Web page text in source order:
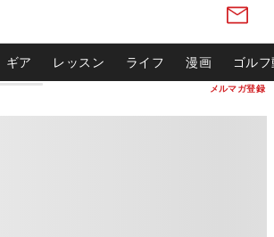
メルマガ登録
ギア レッスン ライフ 漫画 ゴル